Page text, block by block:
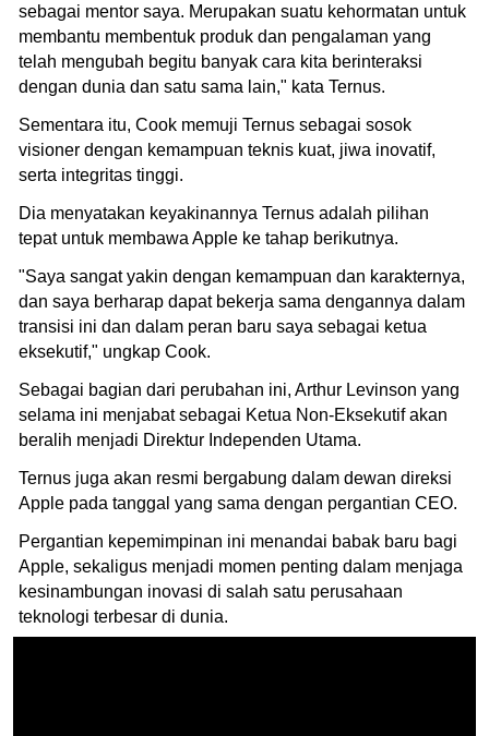
sebagai mentor saya. Merupakan suatu kehormatan untuk
membantu membentuk produk dan pengalaman yang
telah mengubah begitu banyak cara kita berinteraksi
dengan dunia dan satu sama lain," kata Ternus.
Sementara itu, Cook memuji Ternus sebagai sosok
visioner dengan kemampuan teknis kuat, jiwa inovatif,
serta integritas tinggi.
Dia menyatakan keyakinannya Ternus adalah pilihan
tepat untuk membawa Apple ke tahap berikutnya.
"Saya sangat yakin dengan kemampuan dan karakternya,
dan saya berharap dapat bekerja sama dengannya dalam
transisi ini dan dalam peran baru saya sebagai ketua
eksekutif," ungkap Cook.
Sebagai bagian dari perubahan ini, Arthur Levinson yang
selama ini menjabat sebagai Ketua Non-Eksekutif akan
beralih menjadi Direktur Independen Utama.
Ternus juga akan resmi bergabung dalam dewan direksi
Apple pada tanggal yang sama dengan pergantian CEO.
Pergantian kepemimpinan ini menandai babak baru bagi
Apple, sekaligus menjadi momen penting dalam menjaga
kesinambungan inovasi di salah satu perusahaan
teknologi terbesar di dunia.